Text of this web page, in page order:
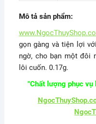
Mô tả sản phẩm:
gọn gàng và tiện lợi
ngờ, cho bạn một đôi
lôi cuốn. 0.17g.
"Chất lượng phục